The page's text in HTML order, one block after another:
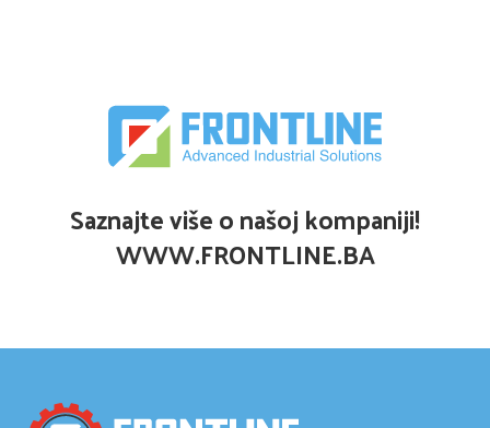
Saznajte više o našoj kompaniji!
WWW.FRONTLINE.BA